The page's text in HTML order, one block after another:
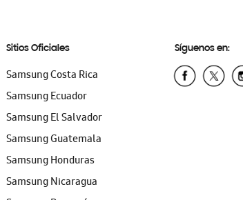
Sitios Oficiales
Samsung Costa Rica
Samsung Ecuador
Samsung El Salvador
Samsung Guatemala
Samsung Honduras
Samsung Nicaragua
Síguenos en: